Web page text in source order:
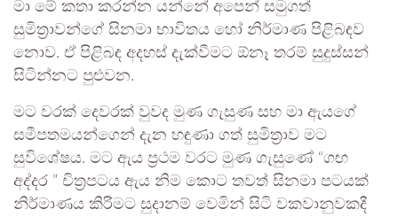
මා මේ කතා කරන්න යන්නේ අපෙන් සමුගත්
සුමිත්‍රාවන්ගේ සිනමා භාවිතය හෝ නිර්මාණ පිළිබඳව
නොව. ඒ පිළිබඳ අදහස් දැක්වීමට ඕනෑ තරම් සුදුස්සන්
සිටින්නට පුළුවන.
මට වරක් දෙවරක් වුවද මුණ ගැසුණ සහ මා ඇයගේ
සමීපතමයන්ගෙන් දැන හඳුණා ගත් සුමිත්‍රාව මට
සුවිශේෂය. මට ඇය ප්‍රථම වරට මුණ ගැසුණේ “ගඟ
අද්දර ” චිත්‍රපටය ඇය නිම කොට තවත් සිනමා පටයක්
නිර්මාණය කිරිමට සුදානම් වෙමින් සිටි වකවානුවකදී